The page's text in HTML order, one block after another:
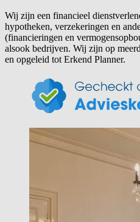
Wij zijn een financieel
hypotheken, verzekeringen en
(financieringen en
alsook bedrijven. Wij zijn op
en opgeleid tot Erkend Planner.